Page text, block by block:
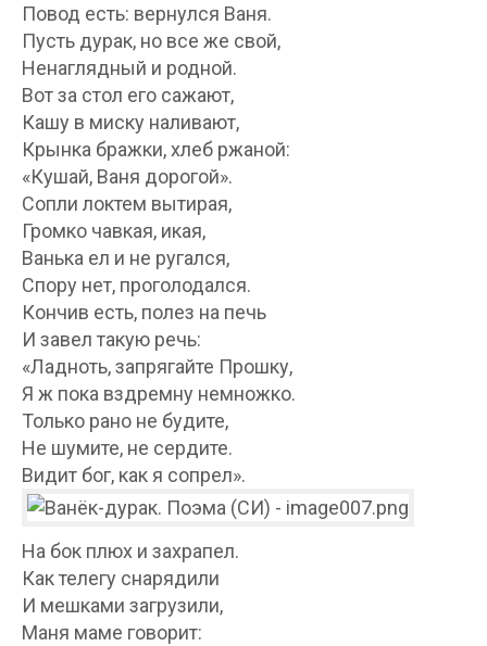
Повод есть: вернулся Ваня.
Пусть дурак, но все же свой,
Ненаглядный и родной.
Вот за стол его сажают,
Кашу в миску наливают,
Крынка бражки, хлеб ржаной:
«Кушай, Ваня дорогой».
Сопли локтем вытирая,
Громко чавкая, икая,
Ванька ел и не ругался,
Спору нет, проголодался.
Кончив есть, полез на печь
И завел такую речь:
«Ладноть, запрягайте Прошку,
Я ж пока вздремну немножко.
Только рано не будите,
Не шумите, не сердите.
Видит бог, как я сопрел».
На бок плюх и захрапел.
Как телегу снарядили
И мешками загрузили,
Маня маме говорит: